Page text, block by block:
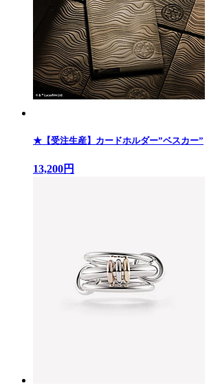
★【受注生産】カードホルダー”ベスカー”
13,200円